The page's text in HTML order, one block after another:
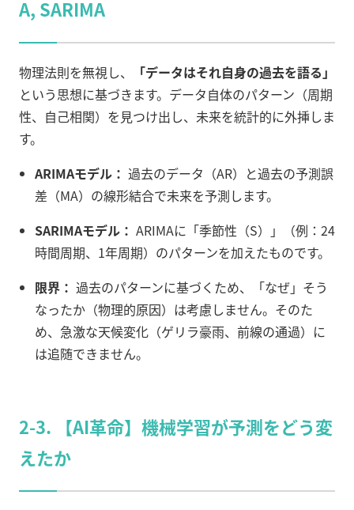
A, SARIMA
物理法則を無視し、
「データはそれ自身の過去を語る」
という思想に基づきます。データ自体のパターン（周期
性、自己相関）を見つけ出し、未来を統計的に外挿しま
す。
ARIMAモデル： 過去のデータ（AR）と過去の予測誤
差（MA）の線形結合で未来を予測します。
SARIMAモデル： ARIMAに「季節性（S）」（例：24
時間周期、1年周期）のパターンを加えたものです。
限界： 過去のパターンに基づくため、「なぜ」そう
なったか（物理的原因）は考慮しません。そのた
め、急激な天候変化（ゲリラ豪雨、前線の通過）に
は追随できません。
2-3. 【AI革命】機械学習が予測をどう変
えたか